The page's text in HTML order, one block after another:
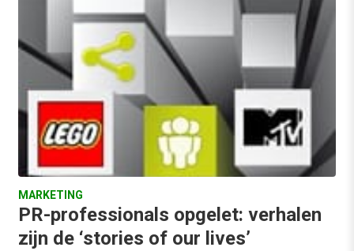
MARKETING
PR-professionals opgelet: verhalen
zijn de ‘stories of our lives’